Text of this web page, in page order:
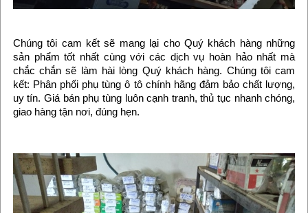
Chúng tôi cam kết sẽ mang lại cho Quý khách hàng những
sản phẩm tốt nhất cùng với các dịch vụ hoàn hảo nhất mà
chắc chắn sẽ làm hài lòng Quý khách hàng. Chúng tôi cam
kết: Phân phối phụ tùng ô tô chính hãng đảm bảo chất lượng,
uy tín. Giá bán phụ tùng luôn cạnh tranh, thủ tục nhanh chóng,
giao hàng tận nơi, đúng hẹn.